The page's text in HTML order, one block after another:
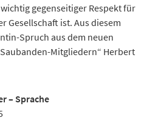
gegenseitiger Respekt für
Gesellschaft ist. Aus diesem
Spruch aus dem neuen
Mitgliedern“ Herbert
– Sprache